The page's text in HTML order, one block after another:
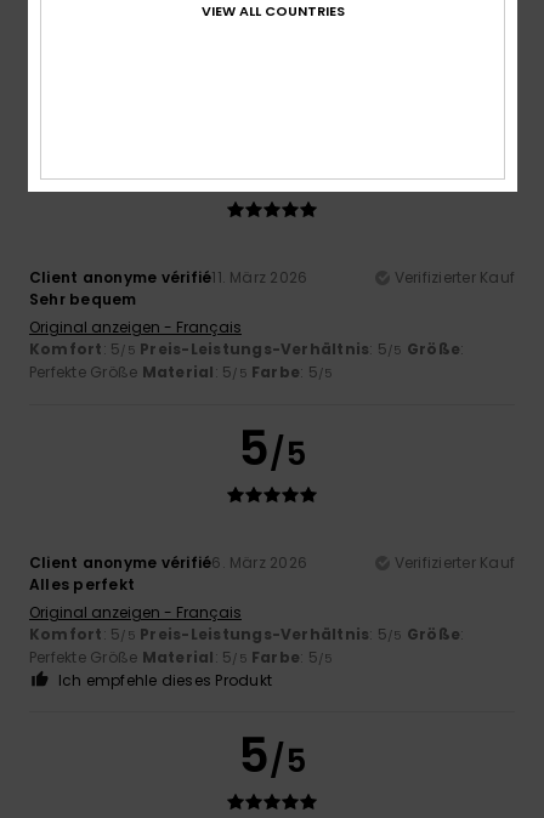
Original anzeigen - Castellano
5/5
Client anonyme vérifié11. März 2026
Verifizierter Kauf
Sehr bequem
Original anzeigen - Français
Komfort: 5/5 Preis-Leistungs-Verhältnis: 5/5 Größe:
Perfekte Größe Material: 5/5 Farbe: 5/5
5/5
Client anonyme vérifié6. März 2026
Verifizierter Kauf
Alles perfekt
Original anzeigen - Français
Komfort: 5/5 Preis-Leistungs-Verhältnis: 5/5 Größe:
Perfekte Größe Material: 5/5 Farbe: 5/5
Ich empfehle dieses Produkt
5/5
VIEW ALL COUNTRIES